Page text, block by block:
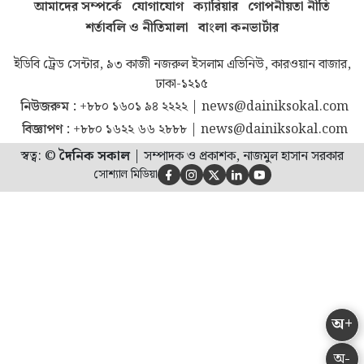
অ-
অ+
আমাদের সম্পর্কে যোগাযোগ ক্যারিয়ার গোপনীয়তা নীতি
শর্তাবলি ও নীতিমালা বাংলা কনভার্টার
ইডিবি ট্রেড সেন্টার, ৯৩ কাজী নজরুল ইসলাম এভিনিউ, কারওয়ান বাজার,
ঢাকা-১২১৫
নিউজরুম : +৮৮০ ১৬০১ ৯৪ ২২২২| news@dainiksokal.com
বিজ্ঞাপণ : +৮৮০ ১৬২২ ৬৬ ২৮৮৮| news@dainiksokal.com
স্বত্ব: ©দৈনিক সকাল| সম্পাদক ও প্রকাশক, নাজমুল হাসান সরকার
সোশ্যাল মিডিয়া     